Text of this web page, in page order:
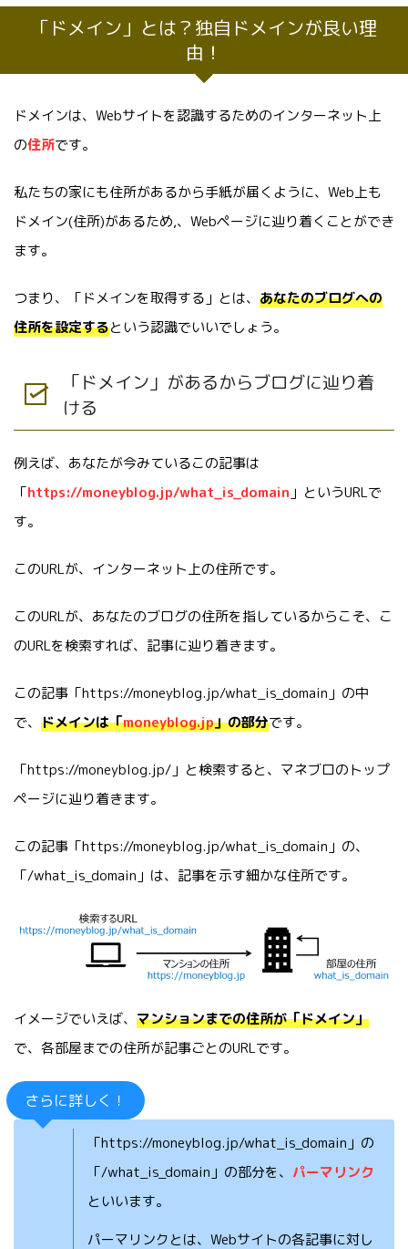
「ドメイン」とは？独自ドメインが良い理
由！
ドメインは、Webサイトを認識するためのインターネット上
の住所です。
私たちの家にも住所があるから手紙が届くように、Web上も
ドメイン(住所)があるため,、Webページに辿り着くことができ
ます。
つまり、「ドメインを取得する」とは、 あなたのブログへの
住所を設定するという認識でいいでしょう。
「ドメイン」があるからブログに辿り着
ける
例えば、あなたが今みているこの記事は
「https://moneyblog.jp/what_is_domain 」というURLで
す。
このURLが、インターネット上の住所です。
このURLが、あなたのブログの住所を指しているからこそ、こ
のURLを検索すれば、記事に辿り着きます。
この記事「https://moneyblog.jp/what_is_domain」の中
で、 ドメインは「moneyblog.jp」の部分です。
「https://moneyblog.jp/」と検索すると、マネブロのトップ
ページに辿り着きます。
この記事「https://moneyblog.jp/what_is_domain」の、
「/what_is_domain」は、記事を示す細かな住所です。
イメージでいえば、 マンションまでの住所が「ドメイン」
で、各部屋までの住所が記事ごとのURLです。
さらに詳しく！
「https://moneyblog.jp/what_is_domain」の
「/what_is_domain」の部分を、 パーマリンク
といいます。
パーマリンクとは、Webサイトの各記事に対し